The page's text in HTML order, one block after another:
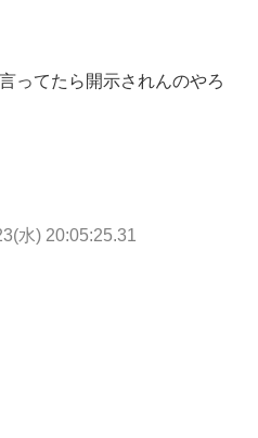
ってたら開示されんのやろ
水) 20:05:25.31